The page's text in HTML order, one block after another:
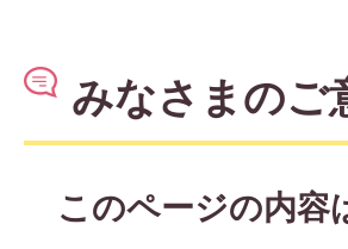
みなさまのご
このページの内容